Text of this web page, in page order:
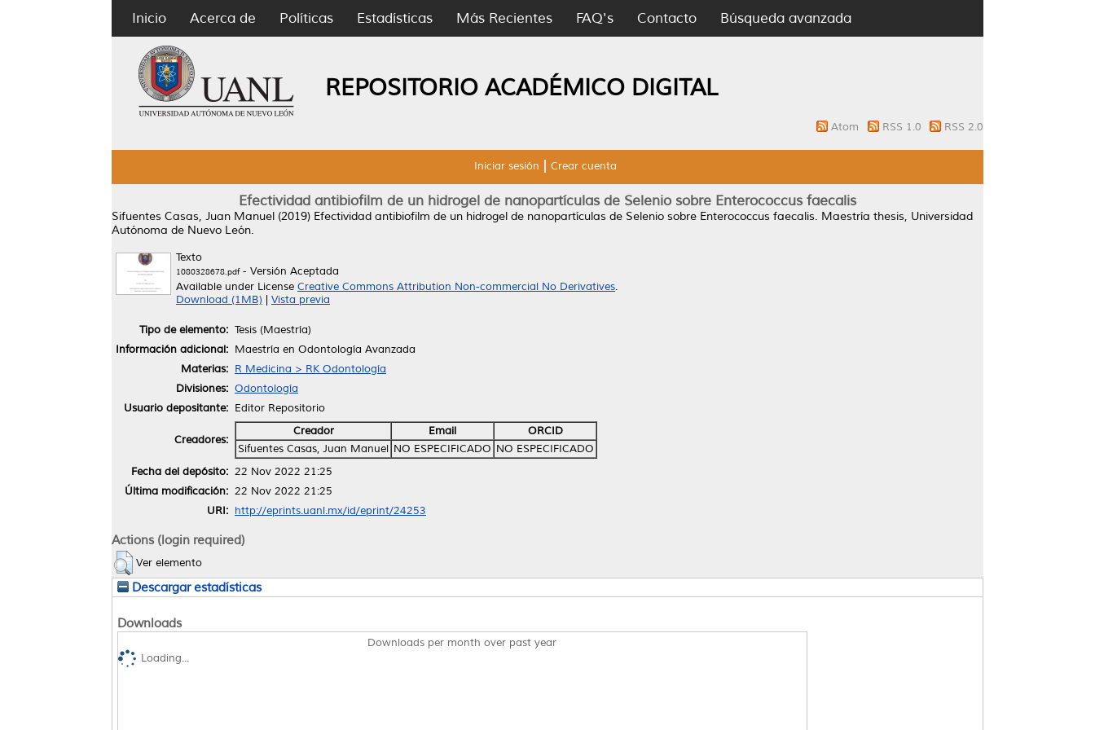
Inicio Acerca de Políticas Estadísticas Más Recientes FAQ's Contacto Búsqueda avanzada
REPOSITORIO ACADÉMICO DIGITAL
Atom RSS 1.0 RSS 2.0
Iniciar sesión Crear cuenta
Efectividad antibiofilm de un hidrogel de nanopartículas de Selenio sobre Enterococcus faecalis
Sifuentes Casas, Juan Manuel (2019) Efectividad antibiofilm de un hidrogel de nanopartículas de Selenio sobre Enterococcus faecalis. Maestría thesis, Universidad
Autónoma de Nuevo León.
Texto
1080328678.pdf- Versión Aceptada
Available under License Creative Commons Attribution Non-commercial No Derivatives.
Download (1MB)
Vista previa
Tipo de elemento: Tesis (Maestría)
Información adicional: Maestría en Odontología Avanzada
Materias: R Medicina > RK Odontología
Divisiones: Odontología
Usuario depositante: Editor Repositorio
Creadores:
Creador Email
ORCID
Sifuentes Casas, Juan Manuel NO ESPECIFICADO NO ESPECIFICADO
Fecha del depósito: 22 Nov 2022 21:25
Última modificación: 22 Nov 2022 21:25
URI: http://eprints.uanl.mx/id/eprint/24253
Actions (login required)
Ver elemento
Descargar estadísticas
Downloads
Downloads per month over past year
Loading...